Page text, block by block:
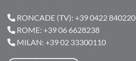
RONCADE (TV): +39 0422 840220
ROME: +39 06 6628238
MILAN: +39 02 33300110